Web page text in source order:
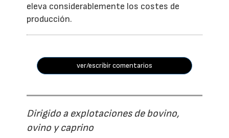
eleva considerablemente los costes de
producción.
ver/escribir comentarios
Dirigido a explotaciones de bovino,
ovino y caprino